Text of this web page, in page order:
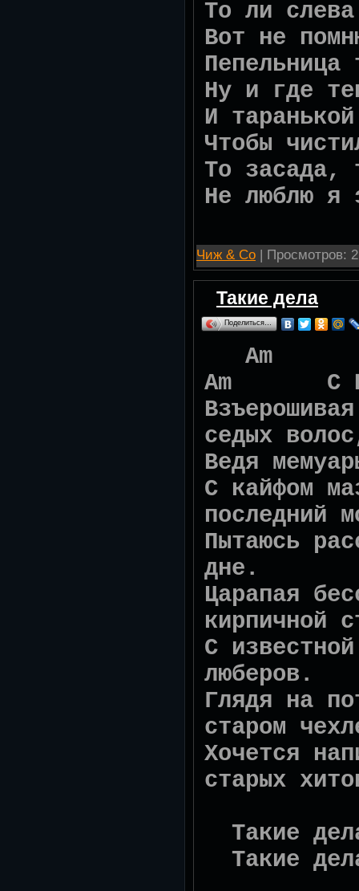
То ли
Вот не
Пепельница
Ну и где
И
Чтобы
То засада,
Не люблю я
Чиж & Со | Просмотров:
Такие дела
Поделиться…
Am C
седых
Ведя
С кайфом
последний
Пытаюсь
дне.
Царапая
кирпичной
С
люберов.
Глядя на
старом
Хочется
старых
Такие
Такие